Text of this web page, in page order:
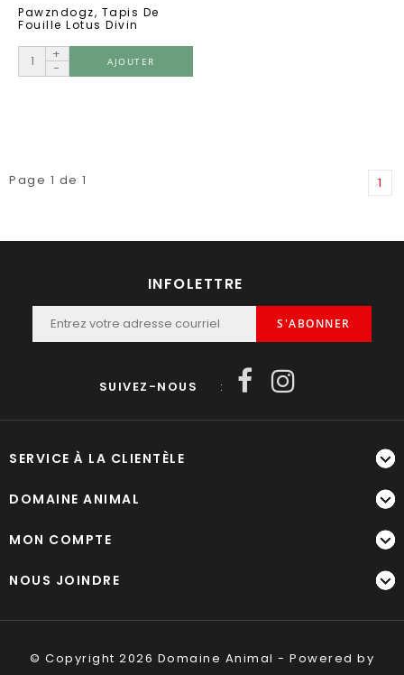
Pawzndogz, Tapis De
Fouille Lotus Divin
+
-
AJOUTER
Page 1 de 1 1
INFOLETTRE
S'ABONNER
SUIVEZ-NOUS :
SERVICE À LA CLIENTÈLE
DOMAINE ANIMAL
MON COMPTE
NOUS JOINDRE
© Copyright 2026 Domaine Animal - Powered by